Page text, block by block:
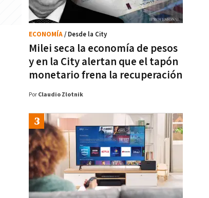
Milei seca la economía de pesos
y en la City alertan que el tapón
monetario frena la recuperación
ECONOMÍA/ Desde la City
Por Claudio Zlotnik